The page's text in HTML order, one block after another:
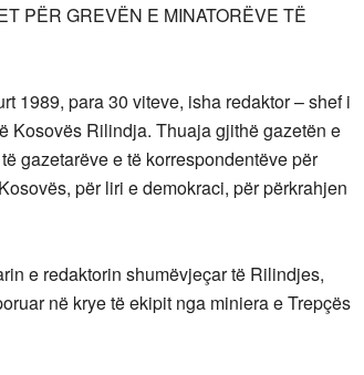
PËR GREVËN E MINATORËVE TË
1989, para 30 viteve, isha redaktor – shef i
Kosovës Rilindja. Thuaja gjithë gazetën e
gazetarëve e të korrespondentëve për
për liri e demokraci, për përkrahjen
e redaktorin shumëvjeçar të Rilindjes,
në krye të ekipit nga miniera e Trepçës